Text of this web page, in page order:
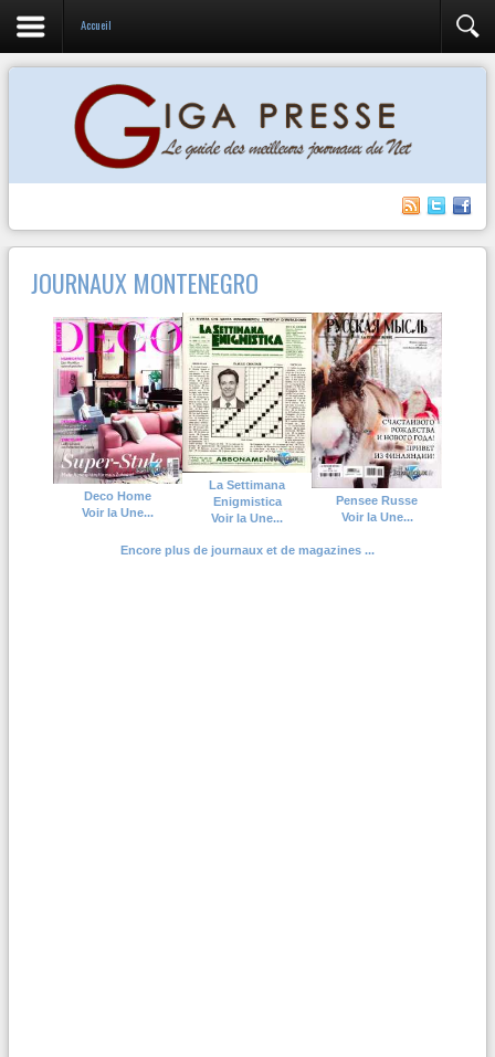
Accueil
JOURNAUX MONTENEGRO
Deco Home
Voir la Une...
La Settimana
Enigmistica
Voir la Une...
Pensee Russe
Voir la Une...
Encore plus de journaux et de magazines ...